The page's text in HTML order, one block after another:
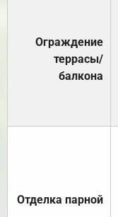
Ограждение
террасы/
балкона
Отделка парной